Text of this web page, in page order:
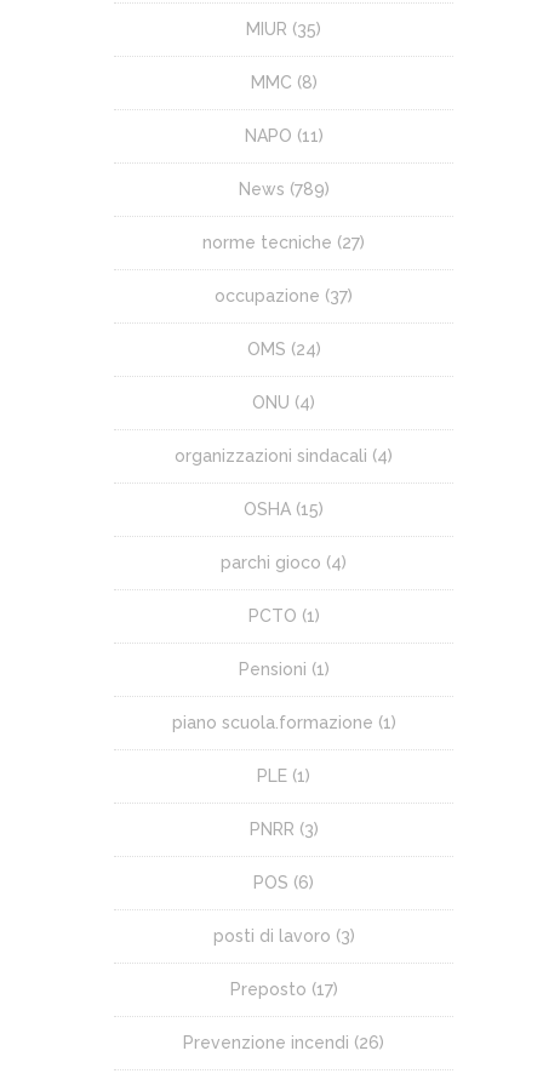
MIUR (35)
MMC (8)
NAPO (11)
News (789)
norme tecniche (27)
occupazione (37)
OMS (24)
ONU (4)
organizzazioni sindacali (4)
OSHA (15)
parchi gioco (4)
PCTO (1)
Pensioni (1)
piano scuola.formazione (1)
PLE (1)
PNRR (3)
POS (6)
posti di lavoro (3)
Preposto (17)
Prevenzione incendi (26)